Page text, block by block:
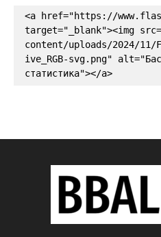
<a href="https://
target="_blank"><img
content/uploads/2024/11/
ive_RGB-svg.png"
статистика"></a>